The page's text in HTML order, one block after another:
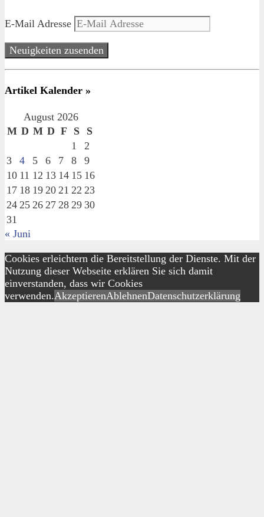
E-Mail Adresse
Neuigkeiten zusenden
Artikel Kalender »
August 2026
M D M D F S
S
1
2
3
4 5 6 7 8
9
10 11 12 13 14 15 16
17 18 19 20 21 22 23
24 25 26 27 28 29 30
31
« Juni
Cookies erleichtern die Bereitstellung der Dienste. Mit der
Nutzung dieser Webseite erklären Sie sich damit
einverstanden, dass wir Cookies
verwenden.AkzeptierenAblehnenDatenschutzerklärung